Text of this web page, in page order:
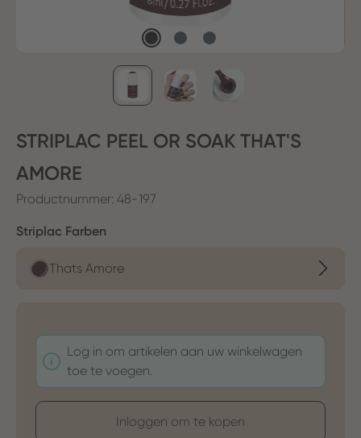
STRIPLAC PEEL OR SOAK THAT'S
AMORE
Productnummer: 48-197
Selecteer
Striplac Farben
Thats Amore
Log in om artikelen aan uw winkelwagen
toe te voegen.
Inloggen om te kopen